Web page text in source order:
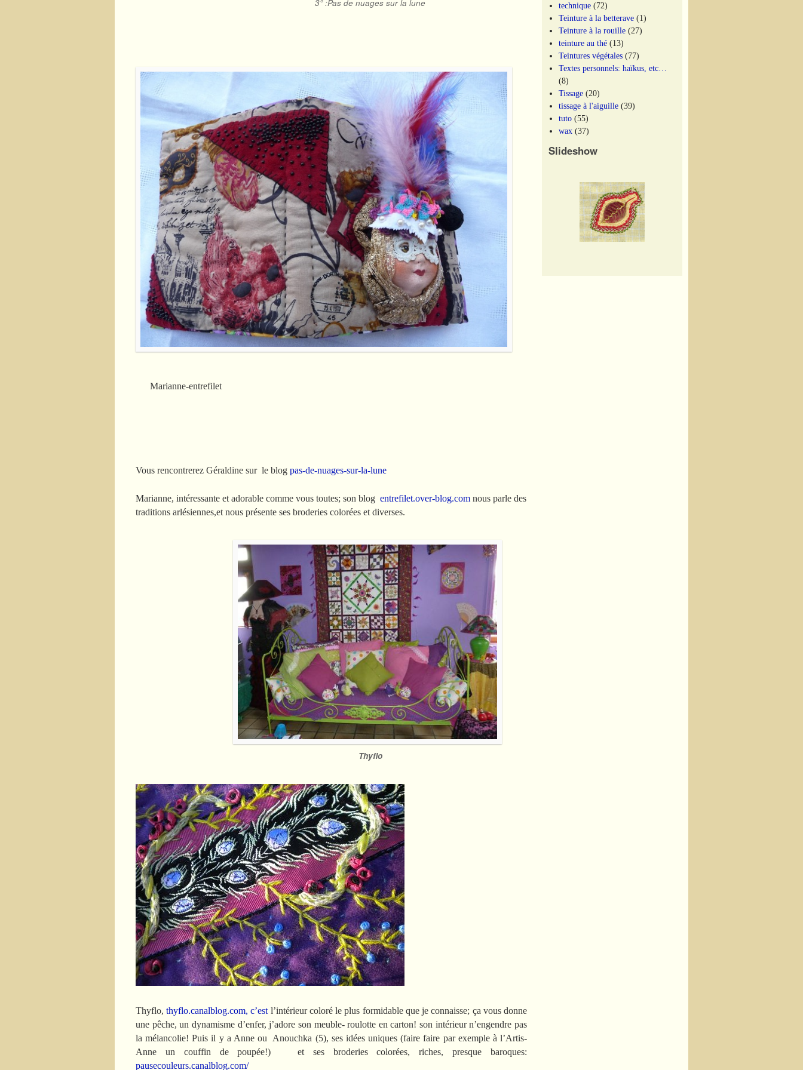
3° :Pas de nuages sur la lune
Marianne-entrefilet
Vous rencontrerez Géraldine sur le blog pas-de-nuages-sur-la-lune
Marianne, intéressante et adorable comme vous toutes; son blog entrefilet.over-blog.com nous parle des
traditions arlésiennes,et nous présente ses broderies colorées et diverses.
Thyflo
Thyflo,thyflo.canalblog.com, c’est l’intérieur coloré le plus formidable que je connaisse; ça vous donne
une pêche, un dynamisme d’enfer, j’adore son meuble- roulotte en carton! son intérieur n’engendre pas
la mélancolie! Puis il y a Anne ou Anouchka (5), ses idées uniques (faire faire par exemple à l’Artis-
Anne un couffin de poupée!) et ses broderies colorées, riches, presque baroques:
pausecouleurs.canalblog.com/
technique (72)
Teinture à la betterave (1)
Teinture à la rouille (27)
teinture au thé (13)
Teintures végétales (77)
Textes personnels: haïkus, etc…
(8)
Tissage (20)
tissage à l'aiguille (39)
tuto (55)
wax (37)
Slideshow